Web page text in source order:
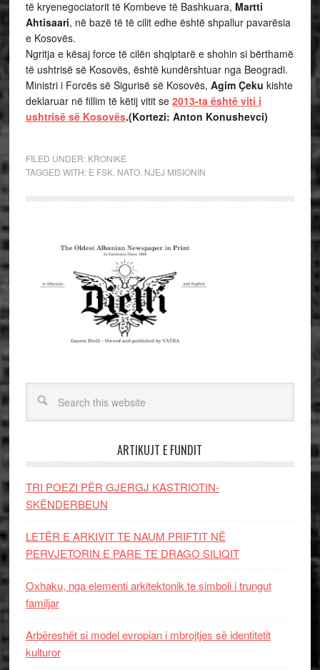
të kryenegociatorit të Kombeve të Bashkuara, Martti
Ahtisaari, në bazë të të cilit edhe është shpallur pavarësia
e Kosovës.
Ngritja e kësaj force të cilën shqiptarë e shohin si bërthamë
të ushtrisë së Kosovës, është kundërshtuar nga Beogradi.
Ministri i Forcës së Sigurisë së Kosovës, Agim Çeku kishte
deklaruar në fillim të këtij vitit se 2013-ta është viti i
ushtrisë së Kosovës.(Kortezi: Anton Konushevci)
FILED UNDER: KRONIKE
TAGGED WITH: E FSK, NATO, NJEJ MISIONIN
ARTIKUJT E FUNDIT
TRI POEZI PËR GJERGJ KASTRIOTIN-
SKËNDERBEUN
LETËR E ARKIVIT TE NAUM PRIFTIT NË
PERVJETORIN E PARE TE DRAGO SILIQIT
Oxhaku, nga elementi arkitektonik te simboli i trungut
familjar
Arbëreshët si model evropian i mbrojtjes së identitetit
kulturor